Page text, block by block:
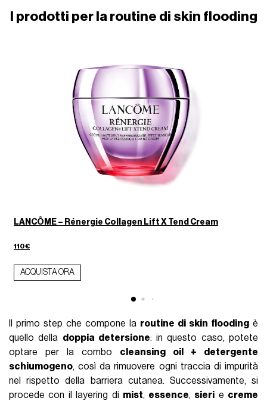
I prodotti per la routine di skin flooding
LANCÔME – Rénergie Collagen Lift X Tend Cream
110€
ACQUISTA ORA
Il primo step che compone la routine di skin floodingè
quello della doppia detersione: in questo caso, potete
optare per la combo cleansing oil + detergente
schiumogeno, così da rimuovere ogni traccia di impurità
nel rispetto della barriera cutanea. Successivamente, si
procede con il layering di mist, essence, sieri e creme